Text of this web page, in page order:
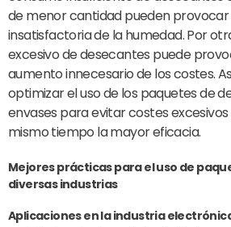
de menor cantidad pueden
insatisfactoria de la humedad. Por
excesivo de desecantes puede
aumento innecesario de los costes.
optimizar el uso de los paquetes de
envases para evitar costes
mismo tiempo la mayor eficacia.
Mejores prácticas para el uso de
diversas industrias
Aplicaciones en la industria